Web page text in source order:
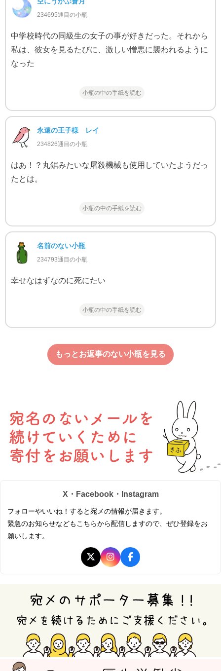
234695通目の小瓶
中学校時代の同級生の女子の事が好きだった。それから
私は、彼女を見るたびに、激しい憎悪に襲われるように
なった
小瓶の中の手紙を読む
永遠の王子様 レイ
234826通目の小瓶
はあ！？丸鋸みたいな屠殺機械も使用していたようだっ
たとは。
小瓶の中の手紙を読む
名前のない小瓶
234793通目の小瓶
幸せなはずなのに死にたい
小瓶の中の手紙を読む
もっとお返事のない小瓶を見る
X・Facebook・Instagram
フォローやいいね！すると宛メの情報が届きます。
緊急のお知らせなどもこちらから配信しますので、ぜひ登録をお
願いします。